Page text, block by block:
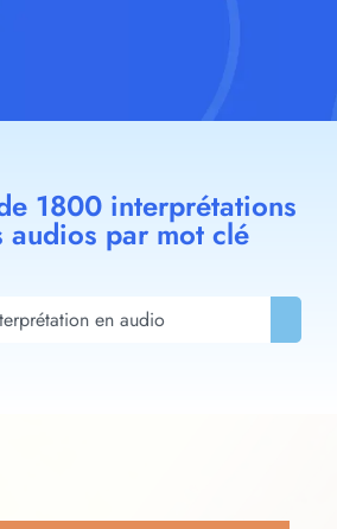
1800 interprétations
audios par mot clé